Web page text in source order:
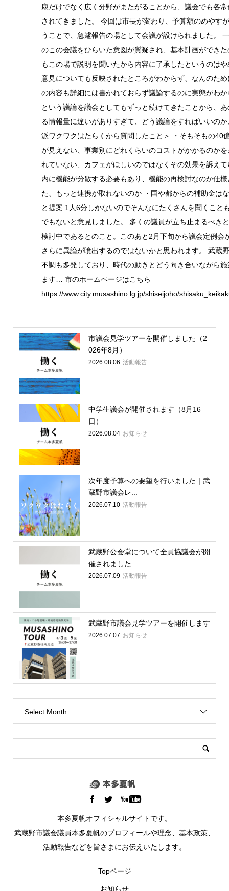
康だけでなく広く分野がまたがることから、議会でも各
されてきました。 今回は市長が変わり、予算額のめやす
うことで、急遽報告の場として会議が設けられました。
のこの会議をひらいた意図が質疑され、基本計画ができ
もこの場で説明を聞いたから内容に了承したというのは
意見についても反映されたところがわからず、なんのた
の内容も詳細には書かれておらず議論するのに実態がわ
という議論を議会としてもずっと続けてきたことから、
る情報量に違いがありすぎて、どう議論をすればいいの
派ワクワクはたらくから質問したこと＞ ・そもそもの40
が見えない、事業別にどれくらいのコストがかかるのか
れていない、カフェがほしいのではなくその効果を訴え
内に機能が分散する必要もあり、機能の再検討なのか仕
た、もっと連携が取れないのか ・国や都からの補助金
と提案 1人6分しかないのでそんなにたくさんを聞くこ
でもないと意見しました。 多くの議員が立ち止まるべき
検討中であるとのこと。このあと2月下旬から議会定例
さらに異論が噴出するのではないかと思われます。 武蔵
不調も多発しており、時代の動きとどう向き合いながら
ます… 市のホームページはこちら
https://www.city.musashino.lg.jp/shiseijoho/
市議会見学ツアーを開催しました（2
026年8月）
2026.08.06 活動報告
中学生議会が開催されます（8月16
日）
2026.08.04 お知らせ
次年度予算への要望を行いました｜武
蔵野市議会レ...
2026.07.10 活動報告
武蔵野公会堂について全員協議会が開
催されました
2026.07.09 活動報告
武蔵野市議会見学ツアーを開催します
2026.07.07 お知らせ
Select Month
本多夏帆オフィシャルサイトです。
武蔵野市議会議員本多夏帆のプロフィールや理念、基本政策、
活動報告などを皆さまにお伝えいたします。
Topページ
お知らせ